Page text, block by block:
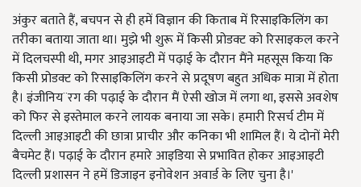
अंकुर बताते हैं, बचपन से ही हमें विज्ञान की किताब में रिसाइकिलिंग का
तरीका बताया जाता था। मुझे भी शुरू में किसी प्रोडक्ट को रिसाइकल करने
में दिलचस्पी थी, मगर आइआइटी में पढ़ाई के दौरान मैंने महसूस किया कि
किसी प्रोडक्ट को रिसाइकिलिंग करने से प्रदूषण बहुत अधिक मात्रा में होता
है। इंजीनिय¨रग की पढ़ाई के दौरान मैं ऐसी खोज में लगा था, इससे अवशेष
को फिर से इस्तेमाल करने लायक बनाया जा सके। हमारी रिसर्च टीम में
दिल्ली आइआइटी की छात्रा प्राचीर और कनिका भी शामिल हैं। ये दोनों मेरी
बैचमेट हैं। पढ़ाई के दौरान हमारे आइडिया से प्रभावित होकर आइआइटी
दिल्ली प्रशासन ने हमें डिजाइन इनोवेशन अवार्ड के लिए चुना है।'